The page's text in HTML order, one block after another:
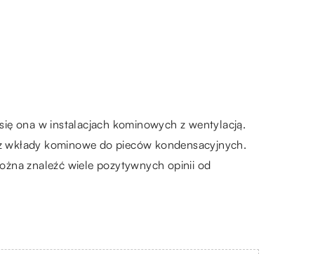
ona w instalacjach kominowych z wentylacją.
kominowe do pieców kondensacyjnych.
znaleźć wiele pozytywnych opinii od